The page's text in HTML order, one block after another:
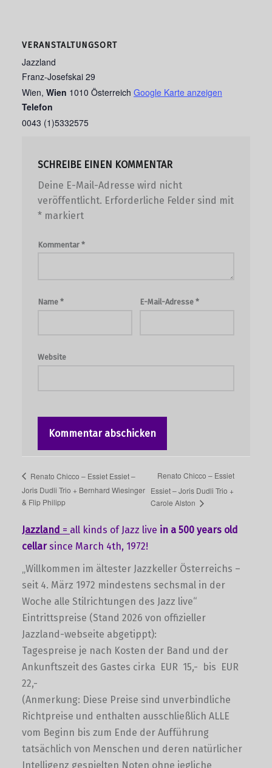
VERANSTALTUNGSORT
Jazzland
Franz-Josefskai 29
Wien, Wien 1010 Österreich Google Karte anzeigen
Telefon
0043 (1)5332575
SCHREIBE EINEN KOMMENTAR
Deine E-Mail-Adresse wird nicht
veröffentlicht. Erforderliche Felder sind mit
*markiert
Kommentar *
Name * E-Mail-Adresse*
Website
Renato Chicco – Essiet Essiet –
Joris Dudli Trio + Bernhard Wiesinger
& Flip Philipp
Renato Chicco – Essiet
Essiet – Joris Dudli Trio +
Carole Alston
Jazzland = all kinds of Jazz live in a 500 years old
cellarsince March 4th, 1972!
„Willkommen im ältester Jazzkeller Österreichs –
seit 4. März 1972 mindestens sechsmal in der
Woche alle Stilrichtungen des Jazz live“
Eintrittspreise (Stand 2026 von offizieller
Jazzland-webseite abgetippt):
Tagespreise je nach Kosten der Band und der
Ankunftszeit des Gastes cirka EUR 15,- bis EUR
22,-
(Anmerkung: Diese Preise sind unverbindliche
Richtpreise und enthalten ausschließlich ALLE
vom Beginn bis zum Ende der Aufführung
tatsächlich von Menschen und deren natürlicher
Intelligenz gespielten Noten ohne jegliche